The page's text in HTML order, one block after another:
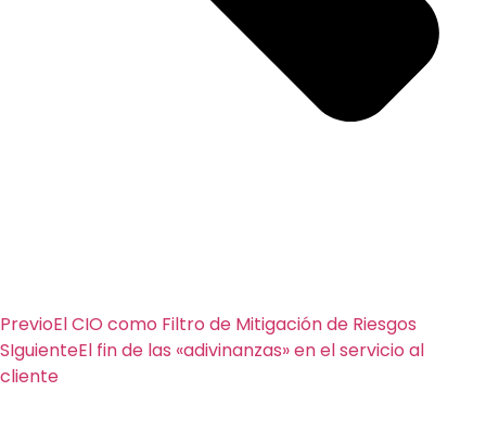
PrevioEl CIO como Filtro de Mitigación de Riesgos
SIguienteEl fin de las «adivinanzas» en el servicio al
cliente